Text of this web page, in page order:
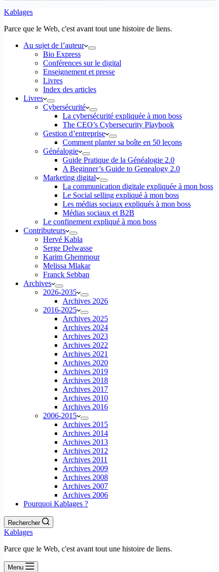
Kablages
Parce que le Web, c'est avant tout une histoire de liens.
Au sujet de l’auteur
Bio Express
Conférences sur le digital
Enseignement et presse
Livres
Index des articles
Livres
Cybersécurité
La cybersécurité expliquée à mon boss
The CEO’s Cybersecurity Playbook
Gestion d’entreprise
Comment planter sa boîte en 50 leçons
Généalogie
Guide Pratique de la Généalogie 2.0
A Beginner’s Guide to Genealogy 2.0
Marketing digital
La communication digitale expliquée à mon boss
Le Social selling expliqué à mon boss
Les médias sociaux expliqués à mon boss
Médias sociaux et B2B
Le confinement expliqué à mon boss
Contributeurs
Hervé Kabla
Serge Delwasse
Karim Ghemmour
Melissa Mlakar
Franck Sebban
Archives
2026-2035
Archives 2026
2016-2025
Archives 2025
Archives 2024
Archives 2023
Archives 2022
Archives 2021
Archives 2020
Archives 2019
Archives 2018
Archives 2017
Archives 2010
Archives 2016
2006-2015
Archives 2015
Archives 2014
Archives 2013
Archives 2012
Archives 2011
Archives 2009
Archives 2008
Archives 2007
Archives 2006
Pourquoi Kablages ?
Rechercher
Kablages
Parce que le Web, c'est avant tout une histoire de liens.
Menu